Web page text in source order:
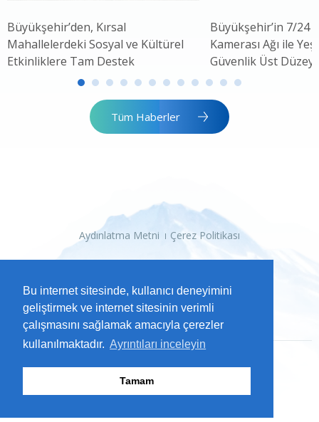
Bu internet sitesinde, kullanıcı deneyimini
geliştirmek ve internet sitesinin verimli
çalışmasını sağlamak amacıyla çerezler
kullanılmaktadır. Ayrıntıları inceleyin
Tamam
Büyükşehir’den, Kırsal
Mahallelerdeki Sosyal ve Kültürel
Etkinliklere Tam Destek
Büyükşehir’in 7/24
Kamerası Ağı ile
Güvenlik Üst
Tüm Haberler
Aydınlatma Metni Çerez Politikası
2026 Kayseri Büyükşehir Belediyesi